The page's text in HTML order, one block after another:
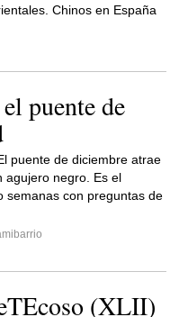
Chinos en España
puente de
puente de diciembre atrae
agujero negro. Es el
semanas con preguntas de
(XLII)